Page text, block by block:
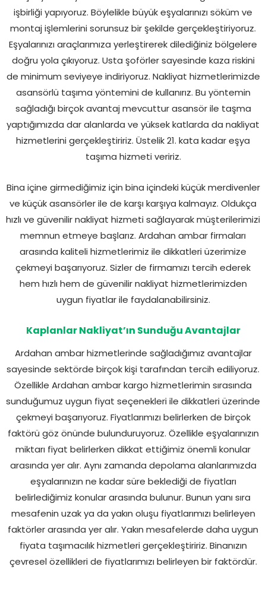
işbirliği yapıyoruz. Böylelikle büyük eşyalarınızı söküm ve
montaj işlemlerini sorunsuz bir şekilde gerçekleştiriyoruz.
Eşyalarınızı araçlarımıza yerleştirerek dilediğiniz bölgelere
doğru yola çıkıyoruz. Usta şoförler sayesinde kaza riskini
de minimum seviyeye indiriyoruz. Nakliyat hizmetlerimizde
asansörlü taşıma yöntemini de kullanırız. Bu yöntemin
sağladığı birçok avantaj mevcuttur asansör ile taşma
yaptığımızda dar alanlarda ve yüksek katlarda da nakliyat
hizmetlerini gerçekleştiririz. Üstelik 21. kata kadar eşya
taşıma hizmeti veririz.
Bina içine girmediğimiz için bina içindeki küçük merdivenler
ve küçük asansörler ile de karşı karşıya kalmayız. Oldukça
hızlı ve güvenilir nakliyat hizmeti sağlayarak müşterilerimizi
memnun etmeye başlarız. Ardahan ambar firmaları
arasında kaliteli hizmetlerimiz ile dikkatleri üzerimize
çekmeyi başarıyoruz. Sizler de firmamızı tercih ederek
hem hızlı hem de güvenilir nakliyat hizmetlerimizden
uygun fiyatlar ile faydalanabilirsiniz.
Kaplanlar Nakliyat’ın Sunduğu Avantajlar
Ardahan ambar hizmetlerinde sağladığımız avantajlar
sayesinde sektörde birçok kişi tarafından tercih ediliyoruz.
Özellikle Ardahan ambar kargo hizmetlerimin sırasında
sunduğumuz uygun fiyat seçenekleri ile dikkatleri üzerinde
çekmeyi başarıyoruz. Fiyatlarımızı belirlerken de birçok
faktörü göz önünde bulunduruyoruz. Özellikle eşyalarınızın
miktarı fiyat belirlerken dikkat ettiğimiz önemli konular
arasında yer alır. Aynı zamanda depolama alanlarımızda
eşyalarınızın ne kadar süre beklediği de fiyatları
belirlediğimiz konular arasında bulunur. Bunun yanı sıra
mesafenin uzak ya da yakın oluşu fiyatlarımızı belirleyen
faktörler arasında yer alır. Yakın mesafelerde daha uygun
fiyata taşımacılık hizmetleri gerçekleştiririz. Binanızın
çevresel özellikleri de fiyatlarımızı belirleyen bir faktördür.